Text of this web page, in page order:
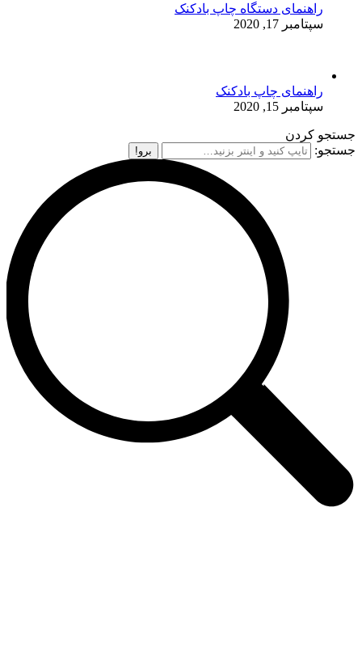
راهنمای دستگاه چاپ بادکنک
سپتامبر 17, 2020
راهنمای چاپ بادکنک
سپتامبر 15, 2020
جستجو کردن
جستجو: